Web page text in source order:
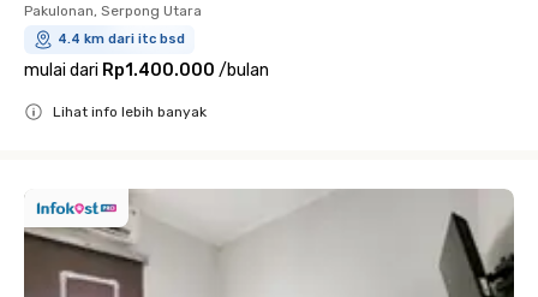
Pakulonan, Serpong Utara
4.4 km dari itc bsd
mulai dari Rp1.400.000 /bulan
Lihat info lebih banyak